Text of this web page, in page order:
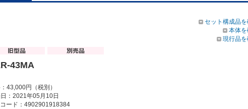
セット構成品
本体
現行品
43MA
43,000円（税別）
：2021年05月10日
ード：4902901918384